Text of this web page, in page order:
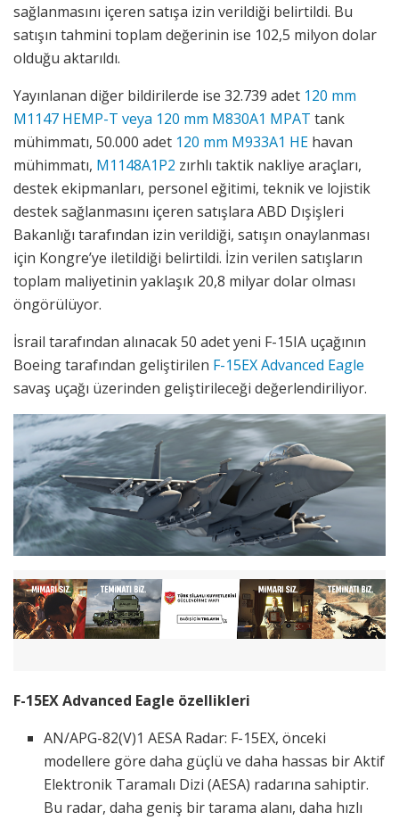
sağlanmasını içeren satışa izin verildiği belirtildi. Bu
satışın tahmini toplam değerinin ise 102,5 milyon dolar
olduğu aktarıldı.
Yayınlanan diğer bildirilerde ise 32.739 adet 120 mm
M1147 HEMP-T veya 120 mm M830A1 MPAT tank
mühimmatı, 50.000 adet 120 mm M933A1 HE havan
mühimmatı, M1148A1P2 zırhlı taktik nakliye araçları,
destek ekipmanları, personel eğitimi, teknik ve lojistik
destek sağlanmasını içeren satışlara ABD Dışişleri
Bakanlığı tarafından izin verildiği, satışın onaylanması
için Kongre’ye iletildiği belirtildi. İzin verilen satışların
toplam maliyetinin yaklaşık 20,8 milyar dolar olması
öngörülüyor.
İsrail tarafından alınacak 50 adet yeni F-15IA uçağının
Boeing tarafından geliştirilen F-15EX Advanced Eagle
savaş uçağı üzerinden geliştirileceği değerlendiriliyor.
F-15EX Advanced Eagle özellikleri
AN/APG-82(V)1 AESA Radar: F-15EX, önceki
modellere göre daha güçlü ve daha hassas bir Aktif
Elektronik Taramalı Dizi (AESA) radarına sahiptir.
Bu radar, daha geniş bir tarama alanı, daha hızlı